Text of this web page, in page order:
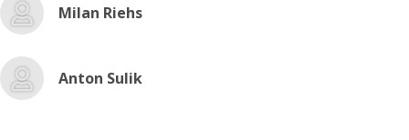
Milan Riehs
Anton Sulik